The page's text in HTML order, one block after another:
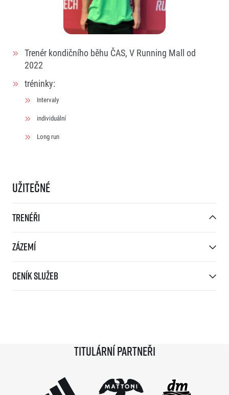
Trenér kondičního běhu ČAS, V Running Mall od
2022
tréninky:
Intervaly
individuální
Long run
Užitečné
Trenéři
Zázemí
Ceník služeb
Titulární partneři